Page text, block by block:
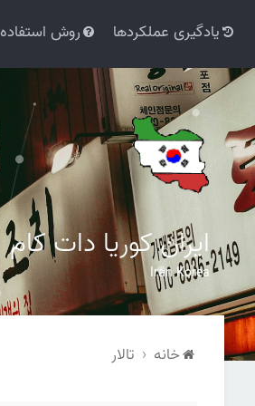
یادگیری عملکردها روش استفاده
ایران کوریا دات کام
Iran Korea
خانه تالار